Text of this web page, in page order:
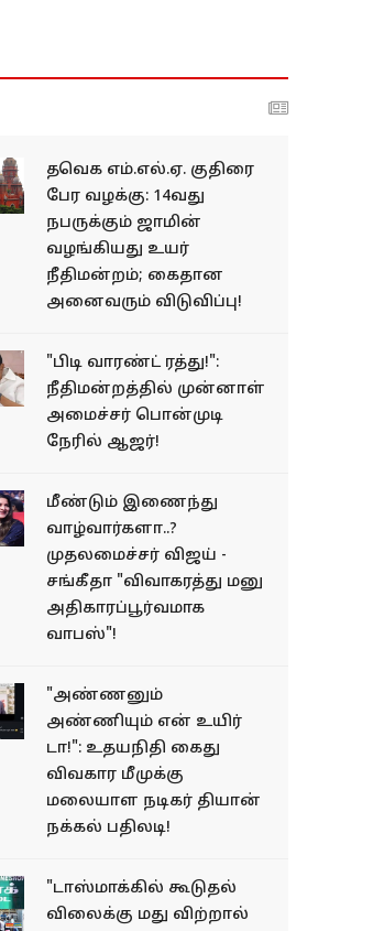
தவெக எம்.எல்.ஏ. குதிரை
பேர வழக்கு: 14வது
நபருக்கும் ஜாமின்
வழங்கியது உயர்
நீதிமன்றம்; கைதான
அனைவரும் விடுவிப்பு!
"பிடி வாரண்ட் ரத்து!":
நீதிமன்றத்தில் முன்னாள்
அமைச்சர் பொன்முடி
நேரில் ஆஜர்!
மீண்டும் இணைந்து
வாழ்வார்களா..?
முதலமைச்சர் விஜய் -
சங்கீதா "விவாகரத்து மனு
அதிகாரப்பூர்வமாக
வாபஸ்"!
"அண்ணனும்
அண்ணியும் என் உயிர்
டா!": உதயநிதி கைது
விவகார மீமுக்கு
மலையாள நடிகர் தியான்
நக்கல் பதிலடி!
"டாஸ்மாக்கில் கூடுதல்
விலைக்கு மது விற்றால்